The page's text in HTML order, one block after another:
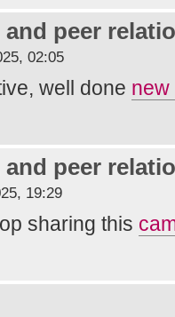
peer
02:05
well done new
peer
19:29
sharing this